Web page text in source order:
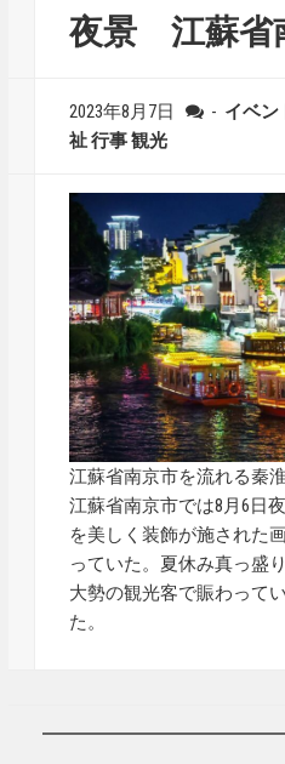
夜景 江蘇省
2023年8月7日 - イベン
祉行事観光
江蘇省南京市を流れる秦
江蘇省南京市では8月6日
を美しく装飾が施された
っていた。夏休み真っ盛
大勢の観光客で賑わって
た。